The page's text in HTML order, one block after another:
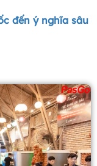
đến ý nghĩa sâu